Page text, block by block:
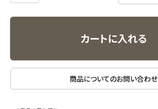
エコメイト
アルマウィン
カートに入れる
商品についてのお問い合わせ